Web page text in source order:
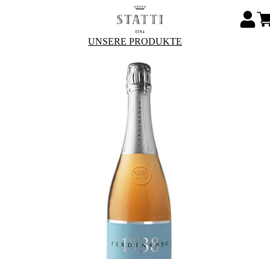
UNSERE PRODUKTE